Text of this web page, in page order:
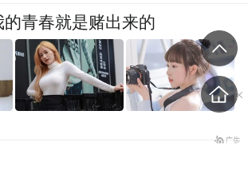
青春就是赌出来的